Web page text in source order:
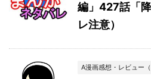
編」427話「
レ注意）
A漫画感想・レビュー（